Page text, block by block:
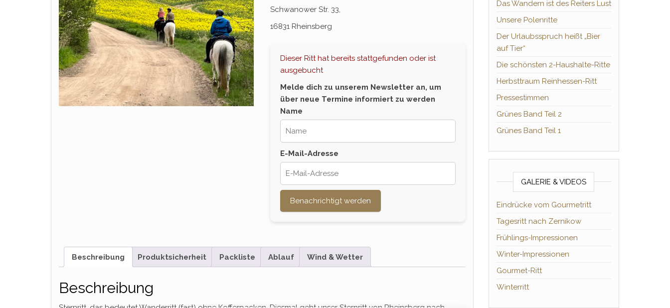
Schwanower Str. 33,
16831 Rheinsberg
Dieser Ritt hat bereits stattgefunden oder ist
ausgebucht
Melde dich zu unserem Newsletter an, um
über neue Termine informiert zu werden
Name
E-Mail-Adresse
Benachrichtigt werden
Beschreibung Produktsicherheit Packliste Ablauf Wind & Wetter
Beschreibung
Das Wandern ist des Reiters Lust
Unsere Polenritte
Der Urlaubsspruch heißt „Bier
auf Tier“
Die schönsten 2-Haushalte-Ritte
Herbsttraum Reinhessen-Ritt
Pressestimmen
Grünes Band Teil 2
Grünes Band Teil 1
GALERIE & VIDEOS
Eindrücke vom Gourmetritt
Tagesritt nach Zernikow
Frühlings-Impressionen
Winter-Impressionen
Gourmet-Ritt
Winterritt